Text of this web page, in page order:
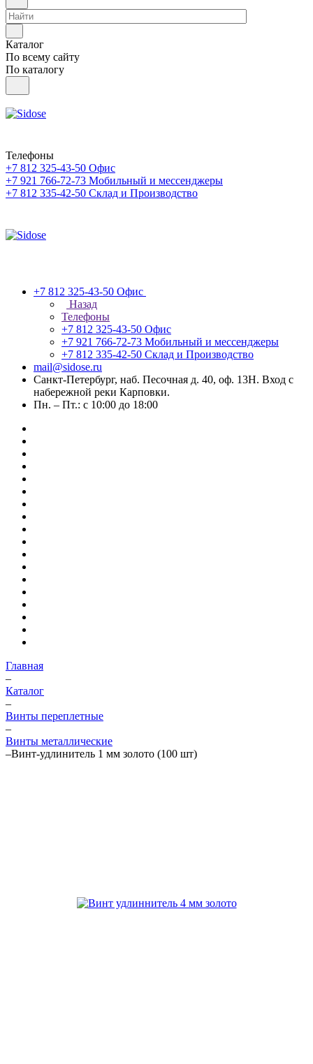
Каталог
По всему сайту
По каталогу
Телефоны
+7 812 325-43-50 Офис
+7 921 766-72-73 Мобильный и мессенджеры
+7 812 335-42-50 Склад и Производство
+7 812 325-43-50 Офис
Назад
Телефоны
+7 812 325-43-50 Офис
+7 921 766-72-73 Мобильный и мессенджеры
+7 812 335-42-50 Склад и Производство
mail@sidose.ru
Санкт-Петербург, наб. Песочная д. 40, оф. 13Н. Вход с
набережной реки Карповки.
Пн. – Пт.: с 10:00 до 18:00
Главная
–
Каталог
–
Винты переплетные
–
Винты металлические
–Винт-удлинитель 1 мм золото (100 шт)